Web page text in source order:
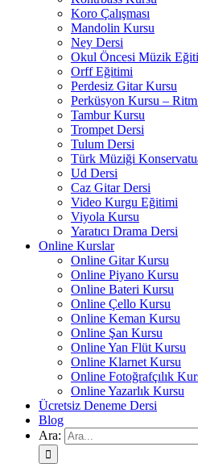
Koro Çalışması
Mandolin Kursu
Ney Dersi
Okul Öncesi Müzik
Orff Eğitimi
Perdesiz Gitar Kursu
Perküsyon Kursu –
Tambur Kursu
Trompet Dersi
Tulum Dersi
Türk Müziği
Ud Dersi
Caz Gitar Dersi
Video Kurgu Eğitimi
Viyola Kursu
Yaratıcı Drama Dersi
Online Kurslar
Online Gitar Kursu
Online Piyano Kursu
Online Bateri Kursu
Online Çello Kursu
Online Keman Kursu
Online Şan Kursu
Online Yan Flüt Kursu
Online Klarnet Kursu
Online Fotoğrafçılık
Online Yazarlık Kursu
Ücretsiz Deneme Dersi
Blog
Ara: